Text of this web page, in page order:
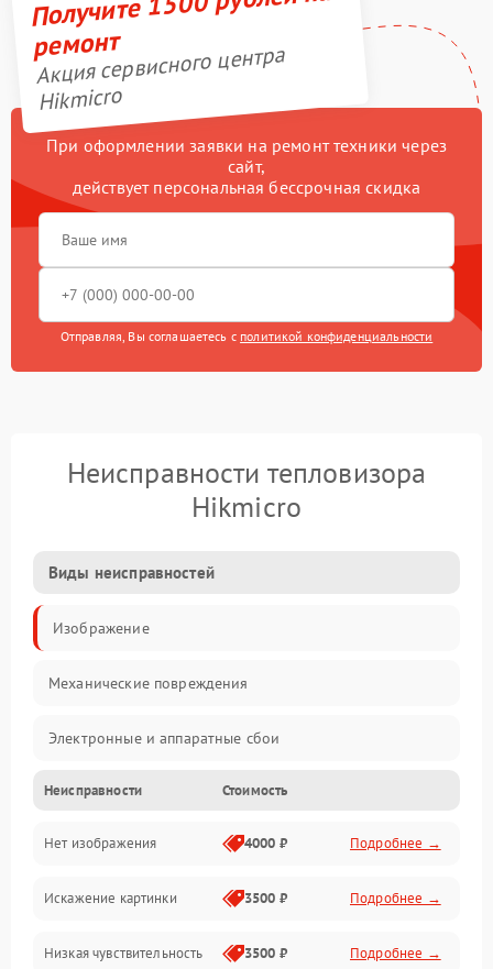
ремонт
Акция сервисного центра
Hikmicro
При оформлении заявки на ремонт техники через
сайт,
действует персональная бессрочная скидка
Отправляя, Вы соглашаетесь с политикой конфиденциальности
Неисправности тепловизора
Hikmicro
Виды неисправностей
Изображение
Механические повреждения
Электронные и аппаратные сбои
Неисправности сенсора и оптики
Программные ошибки
Электропитание
Измерения
Неисправности Стоимость
Нет изображения 4000 ₽ Подробнее →
Искажение картинки 3500 ₽ Подробнее →
Низкая чувствительность 3500 ₽ Подробнее →